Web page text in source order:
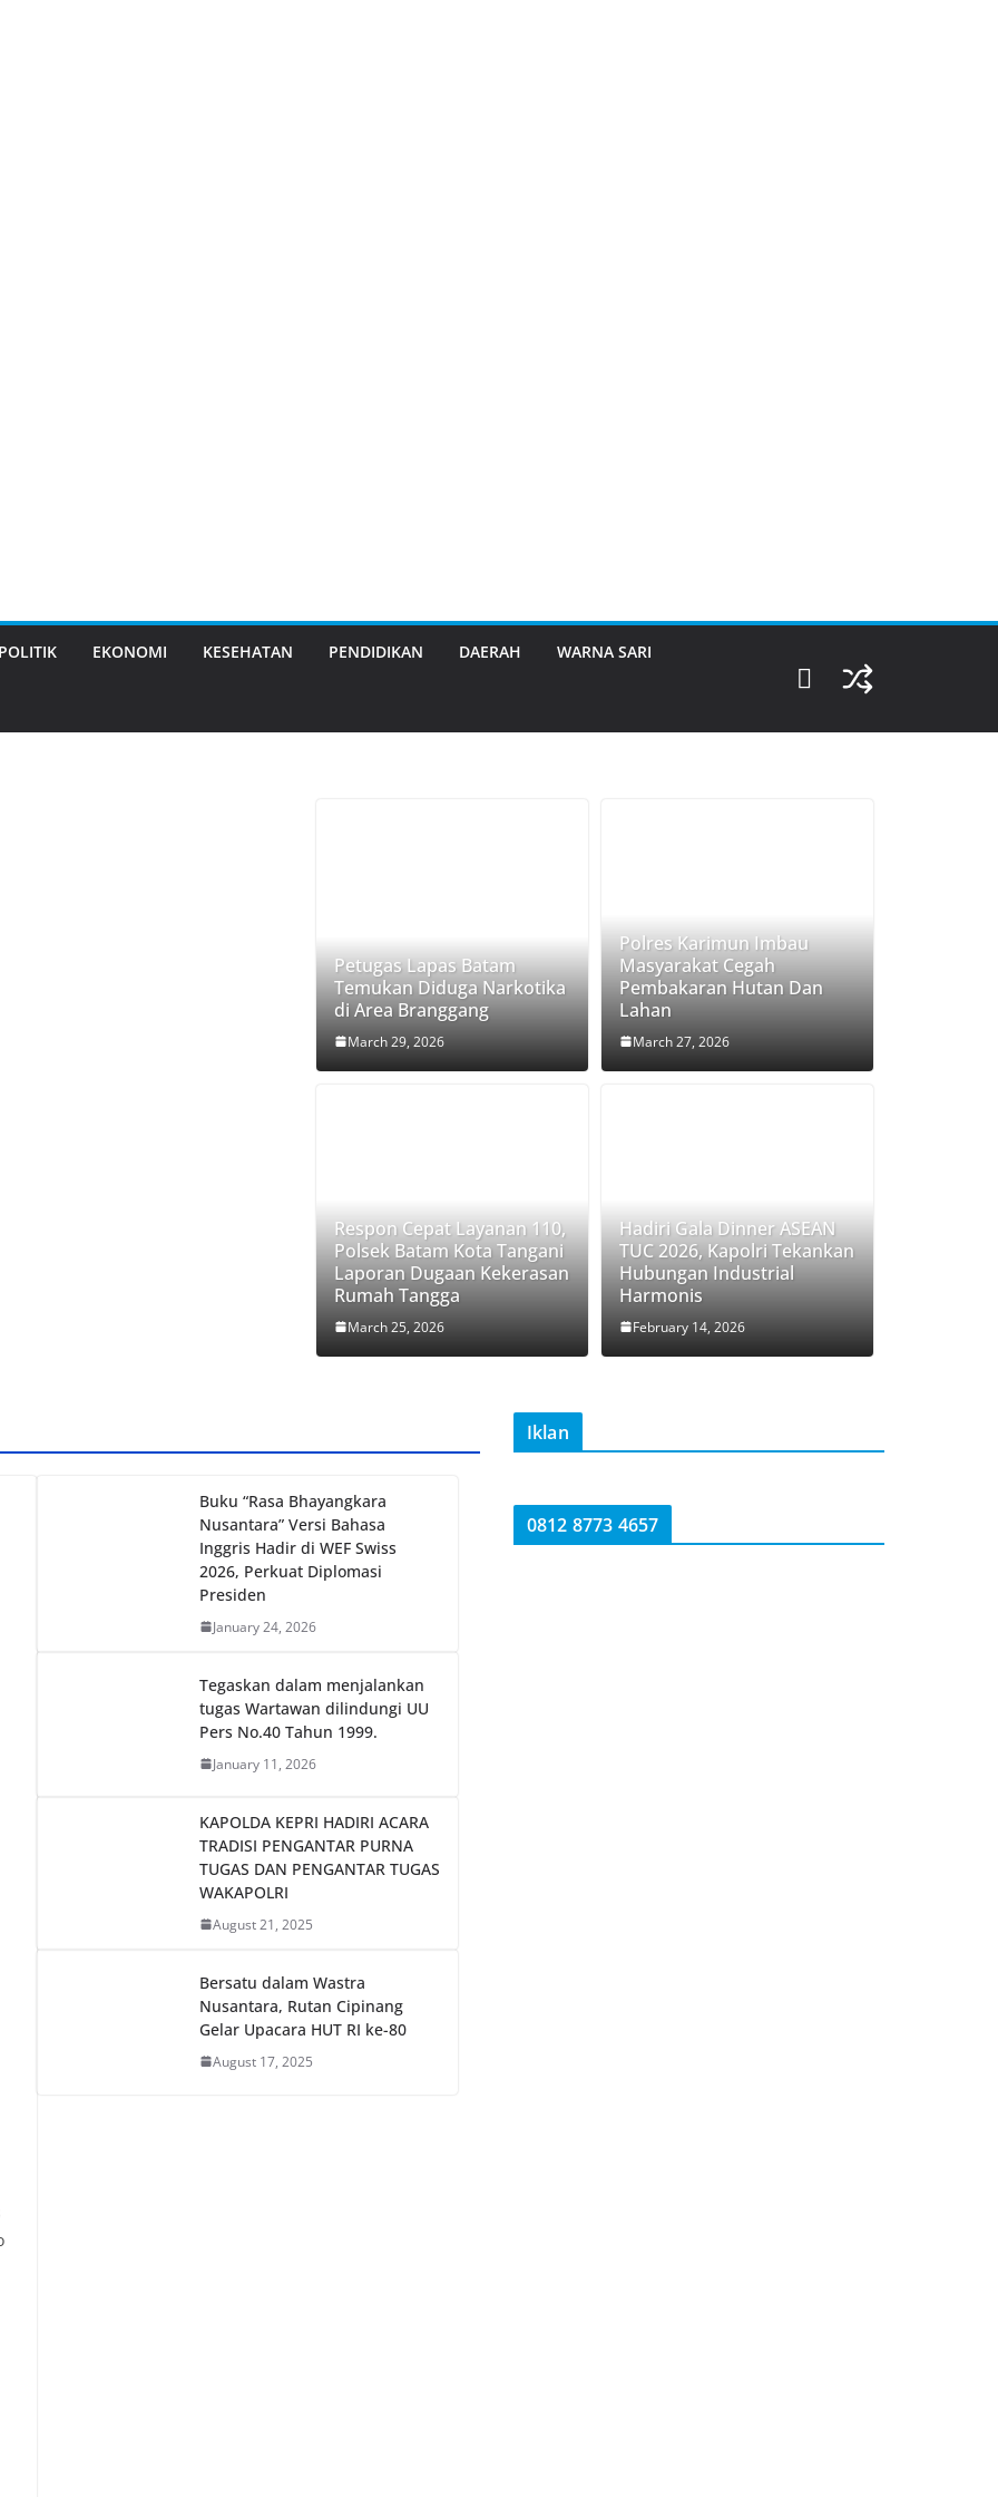
POLITIK EKONOMI KESEHATAN PENDIDIKAN DAERAH WARNA SARI
Petugas Lapas Batam
Temukan Diduga Narkotika
di Area Branggang
March 29, 2026
Polres Karimun Imbau
Masyarakat Cegah
Pembakaran Hutan Dan
Lahan
March 27, 2026
Respon Cepat Layanan 110,
Polsek Batam Kota Tangani
Laporan Dugaan Kekerasan
Rumah Tangga
March 25, 2026
Hadiri Gala Dinner ASEAN
TUC 2026, Kapolri Tekankan
Hubungan Industrial
Harmonis
February 14, 2026
Buku “Rasa Bhayangkara
Nusantara” Versi Bahasa
Inggris Hadir di WEF Swiss
2026, Perkuat Diplomasi
Presiden
January 24, 2026
Tegaskan dalam menjalankan
tugas Wartawan dilindungi UU
Pers No.40 Tahun 1999.
January 11, 2026
KAPOLDA KEPRI HADIRI ACARA
TRADISI PENGANTAR PURNA
TUGAS DAN PENGANTAR TUGAS
WAKAPOLRI
August 21, 2025
Bersatu dalam Wastra
Nusantara, Rutan Cipinang
Gelar Upacara HUT RI ke-80
August 17, 2025
Iklan
0812 8773 4657